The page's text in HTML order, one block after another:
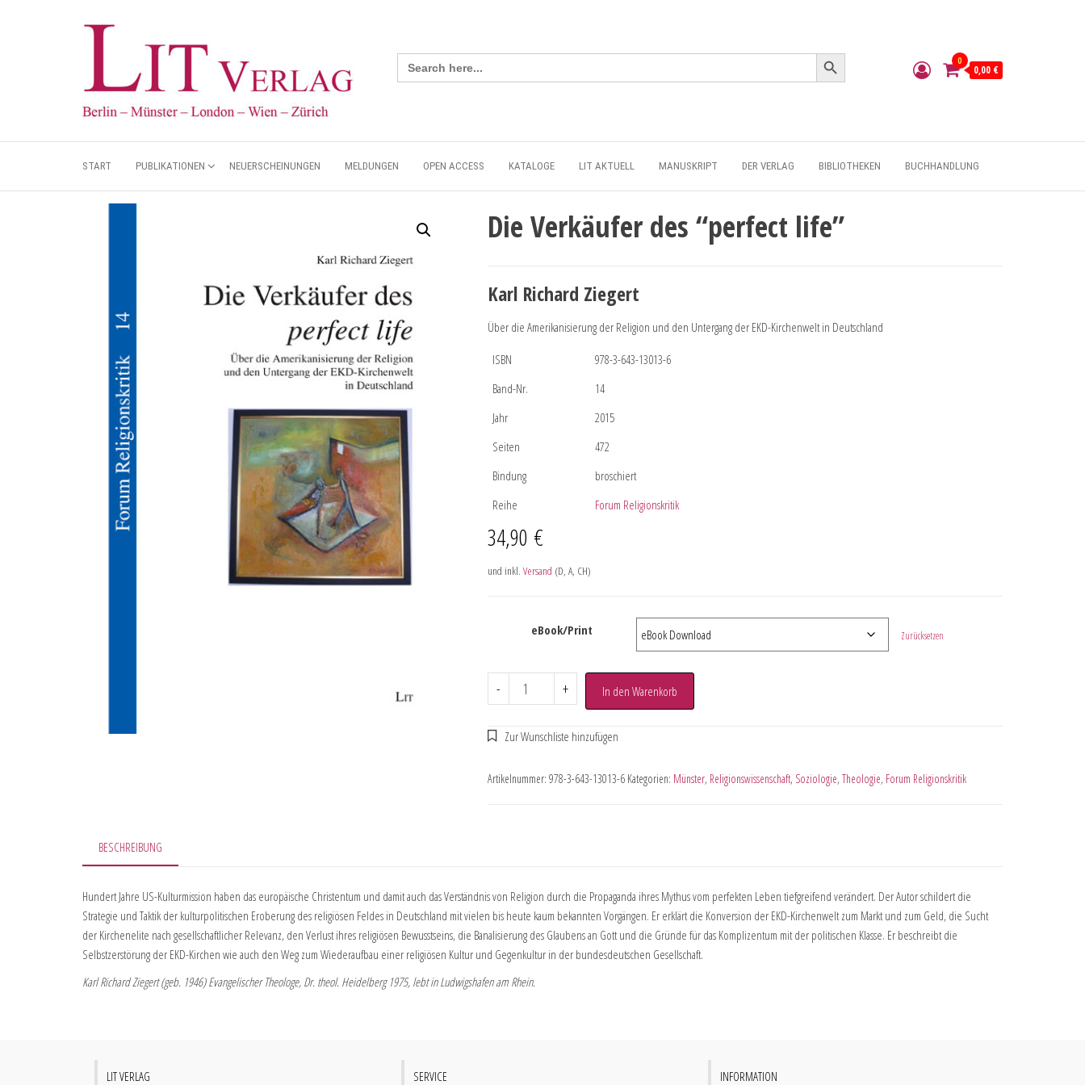
Search
for:
Search Button
0
0,00 €
START PUBLIKATIONEN NEUERSCHEINUNGEN MELDUNGEN OPEN ACCESS KATALOGE LIT AKTUELL MANUSKRIPT DER VERLAG BIBLIOTHEKEN BUCHHANDLUNG
Die Verkäufer des “perfect life”
Karl Richard Ziegert
Über die Amerikanisierung der Religion und den Untergang der EKD-Kirchenwelt in Deutschland
ISBN
978-3-643-13013-6
Band-Nr.
14
Jahr
2015
Seiten
472
Bindung
broschiert
Reihe
Forum Religionskritik
34,90 €
und inkl. Versand (D, A, CH)
eBook/Print Zurücksetzen
- + In den Warenkorb
Artikelnummer: 978-3-643-13013-6 Kategorien: Münster, Religionswissenschaft, Soziologie, Theologie, Forum Religionskritik
BESCHREIBUNG
Hundert Jahre US-Kulturmission haben das europäische Christentum und damit auch das Verständnis von Religion durch die Propaganda ihres Mythus vom perfekten Leben tiefgreifend verändert. Der Autor schildert die
Strategie und Taktik der kulturpolitischen Eroberung des religiösen Feldes in Deutschland mit vielen bis heute kaum bekannten Vorgängen. Er erklärt die Konversion der EKD-Kirchenwelt zum Markt und zum Geld, die Sucht
der Kirchenelite nach gesellschaftlicher Relevanz, den Verlust ihres religiösen Bewusstseins, die Banalisierung des Glaubens an Gott und die Gründe für das Komplizentum mit der politischen Klasse. Er beschreibt die
Selbstzerstörung der EKD-Kirchen wie auch den Weg zum Wiederaufbau einer religiösen Kultur und Gegenkultur in der bundesdeutschen Gesellschaft.
Karl Richard Ziegert (geb. 1946) Evangelischer Theologe, Dr. theol. Heidelberg 1975, lebt in Ludwigshafen am Rhein.
LIT VERLAG SERVICE INFORMATION